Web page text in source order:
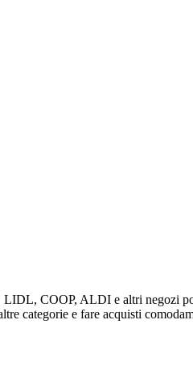
COOP, ALDI e altri negozi
categorie e fare acquisti